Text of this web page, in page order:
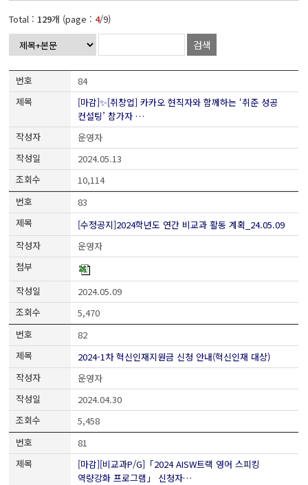
Total : 129개 (page : 4/9)
검색
84
[마감]✨[취창업] 카카오 현직자와 함께하는 ‘취준 성공
컨설팅’ 참가자 …
운영자
2024.05.13
10,114
83
[수정공지]2024학년도 연간 비교과 활동 계획_24.05.09
운영자
2024.05.09
5,470
82
2024-1차 혁신인재지원금 신청 안내(혁신인재 대상)
운영자
2024.04.30
5,458
81
[마감][비교과P/G]「2024 AISW트랙 영어 스피킹
역량강화 프로그램」 신청자…